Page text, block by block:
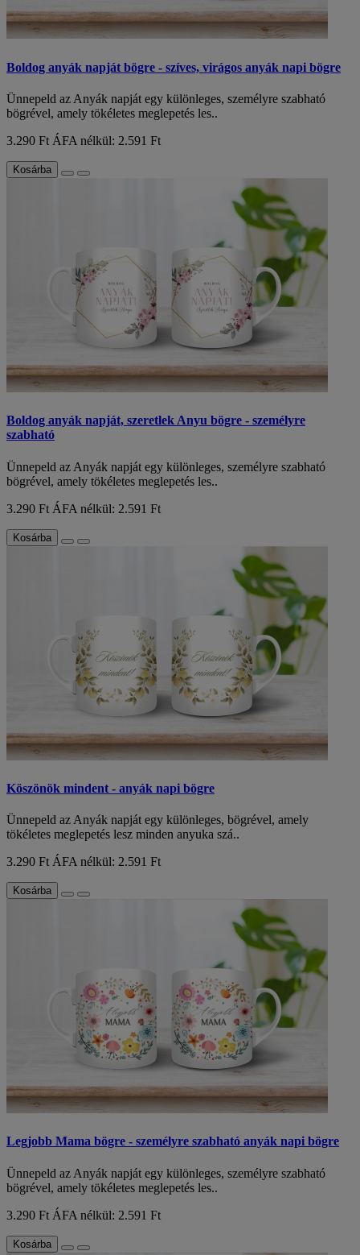
Boldog anyák napját bögre - szíves, virágos anyák napi bögre
Ünnepeld az Anyák napját egy különleges, személyre szabható
bögrével, amely tökéletes meglepetés les..
3.290 Ft ÁFA nélkül: 2.591 Ft
Kosárba
Boldog anyák napját, szeretlek Anyu bögre - személyre
szabható
Ünnepeld az Anyák napját egy különleges, személyre szabható
bögrével, amely tökéletes meglepetés les..
3.290 Ft ÁFA nélkül: 2.591 Ft
Kosárba
Köszönök mindent - anyák napi bögre
Ünnepeld az Anyák napját egy különleges, bögrével, amely
tökéletes meglepetés lesz minden anyuka szá..
3.290 Ft ÁFA nélkül: 2.591 Ft
Kosárba
Legjobb Mama bögre - személyre szabható anyák napi bögre
Ünnepeld az Anyák napját egy különleges, személyre szabható
bögrével, amely tökéletes meglepetés les..
3.290 Ft ÁFA nélkül: 2.591 Ft
Kosárba